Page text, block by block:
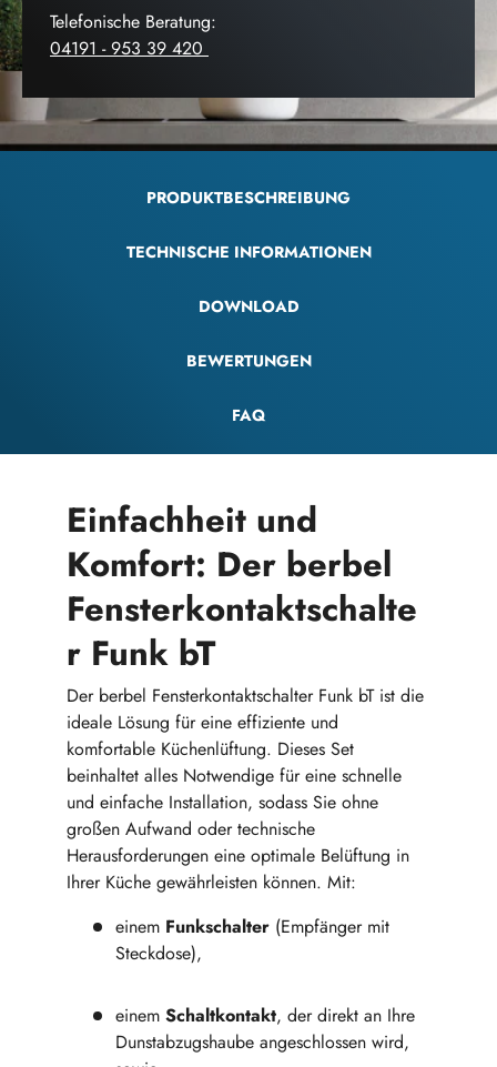
Telefonische Beratung:
04191 - 953 39 420
PRODUKTBESCHREIBUNG
TECHNISCHE INFORMATIONEN
DOWNLOAD
BEWERTUNGEN
FAQ
Einfachheit und
Komfort: Der berbel
Fensterkontaktschalte
r Funk bT
Der berbel Fensterkontaktschalter Funk bT ist die
ideale Lösung für eine effiziente und
komfortable Küchenlüftung. Dieses Set
beinhaltet alles Notwendige für eine schnelle
und einfache Installation, sodass Sie ohne
großen Aufwand oder technische
Herausforderungen eine optimale Belüftung in
Ihrer Küche gewährleisten können. Mit:
einem Funkschalter (Empfänger mit
Steckdose),
einem Schaltkontakt, der direkt an Ihre
Dunstabzugshaube angeschlossen wird,